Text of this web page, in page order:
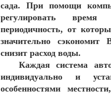
сада. При помощи
регулировать время
периодичность, от
значительно
снизит расход воды.
Каждая система
индивидуально и
особенностями